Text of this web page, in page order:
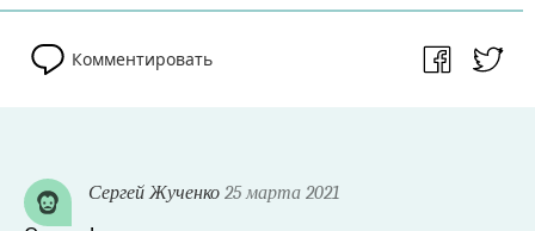
Комментировать
Сергей Жученко 25 марта 2021